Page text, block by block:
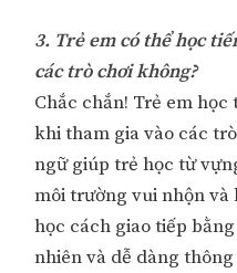
3. Trẻ em có thể học
các trò chơi không?
Chắc chắn! Trẻ em
khi tham gia vào các
ngữ giúp trẻ học từ
môi trường vui nhộn và
học cách giao tiếp
nhiên và dễ dàng